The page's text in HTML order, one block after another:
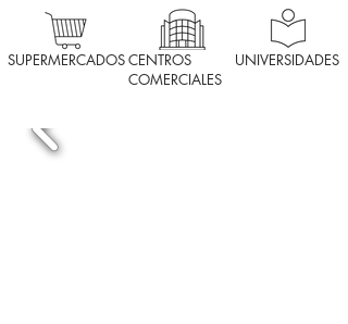
SUPERMERCADOSCENTROS
COMERCIALES
UNIVERSIDADES